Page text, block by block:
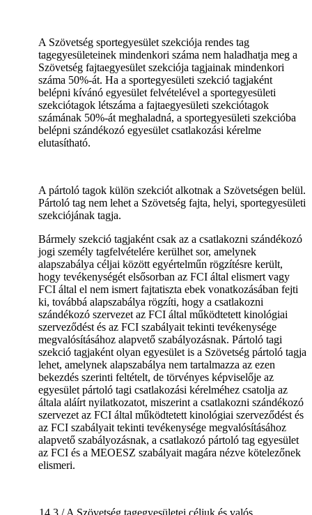
A Szövetség sportegyesület szekciója rendes tag
tagegyesületeinek mindenkori száma nem haladhatja meg a
Szövetség fajtaegyesület szekciója tagjainak mindenkori
száma 50%-át. Ha a sportegyesületi szekció tagjaként
belépni kívánó egyesület felvételével a sportegyesületi
szekciótagok létszáma a fajtaegyesületi szekciótagok
számának 50%-át meghaladná, a sportegyesületi szekcióba
belépni szándékozó egyesület csatlakozási kérelme
elutasítható.
A pártoló tagok külön szekciót alkotnak a Szövetségen belül.
Pártoló tag nem lehet a Szövetség fajta, helyi, sportegyesületi
szekciójának tagja.
Bármely szekció tagjaként csak az a csatlakozni szándékozó
jogi személy tagfelvételére kerülhet sor, amelynek
alapszabálya céljai között egyértelműn rögzítésre került,
hogy tevékenységét elsősorban az FCI által elismert vagy
FCI által el nem ismert fajtatiszta ebek vonatkozásában fejti
ki, továbbá alapszabálya rögzíti, hogy a csatlakozni
szándékozó szervezet az FCI által működtetett kinológiai
szerveződést és az FCI szabályait tekinti tevékenysége
megvalósításához alapvető szabályozásnak. Pártoló tagi
szekció tagjaként olyan egyesület is a Szövetség pártoló tagja
lehet, amelynek alapszabálya nem tartalmazza az ezen
bekezdés szerinti feltételt, de törvényes képviselője az
egyesület pártoló tagi csatlakozási kérelméhez csatolja az
általa aláírt nyilatkozatot, miszerint a csatlakozni szándékozó
szervezet az FCI által működtetett kinológiai szerveződést és
az FCI szabályait tekinti tevékenysége megvalósításához
alapvető szabályozásnak, a csatlakozó pártoló tag egyesület
az FCI és a MEOESZ szabályait magára nézve kötelezőnek
elismeri.
14.3./ A Szövetség tagegyesületei céljuk és valós